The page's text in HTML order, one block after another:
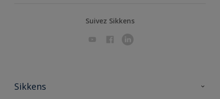
Suivez Sikkens
Sikkens